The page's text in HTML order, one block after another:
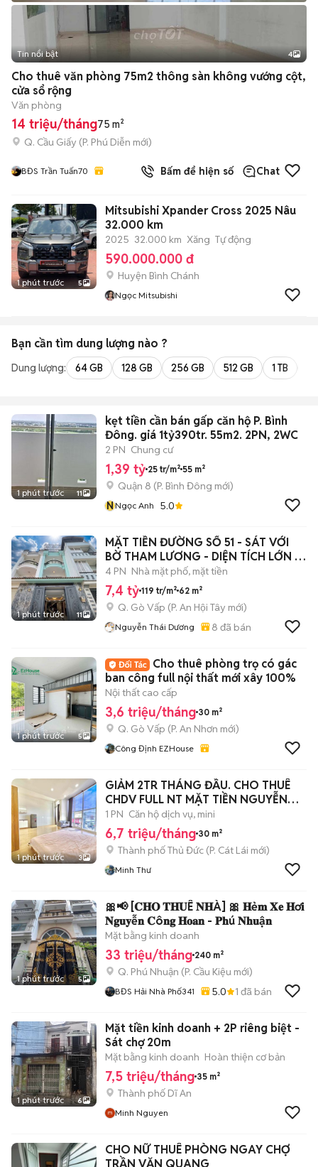
Tin nổi bật 4
Cho thuê văn phòng 75m2 thông sàn không vướng cột,
cửa sổ rộng
Văn phòng
14 triệu/tháng75 m²
Q. Cầu Giấy (P. Phú Diễn mới)
BĐS Trần Tuấn70 Bấm để hiện số Chat
1 phút trước 5
Mitsubishi Xpander Cross 2025 Nâu
32.000 km
2025 32.000 km Xăng Tự động
590.000.000 đ
Huyện Bình Chánh
Ngọc Mitsubishi
Bạn cần tìm dung lượng nào ?
Dung lượng: 64 GB 128 GB 256 GB 512 GB 1 TB
1 phút trước 11
kẹt tiền cần bán gấp căn hộ P. Bình
Đông. giá 1tỷ390tr. 55m2. 2PN, 2WC
2 PN Chung cư
1,39 tỷ 25 tr/m² 55 m²
Quận 8 (P. Bình Đông mới)
NNgọc Anh 5.0
1 phút trước 11
MẶT TIỀN ĐƯỜNG SỐ 51 - SÁT VỚI
BỜ THAM LƯƠNG - DIỆN TÍCH LỚN -
HXH
4 PN Nhà mặt phố, mặt tiền
7,4 tỷ 119 tr/m² 62 m²
Q. Gò Vấp (P. An Hội Tây mới)
Nguyễn Thái Dương 8 đã bán
1 phút trước 5
Cho thuê phòng trọ có gác
ban công full nội thất mới xây 100%
Nội thất cao cấp
3,6 triệu/tháng 30 m²
Q. Gò Vấp (P. An Nhơn mới)
Công Định EZHouse
1 phút trước 3
GIẢM 2TR THÁNG ĐẦU. CHO THUÊ
CHDV FULL NT MẶT TIỀN NGUYỄN
THỊ ĐỊNH
1 PN Căn hộ dịch vụ, mini
6,7 triệu/tháng 30 m²
Thành phố Thủ Đức (P. Cát Lái mới)
Minh Thư
1 phút trước 5
🎀📢 [𝐂𝐇𝐎 𝐓𝐇𝐔Ê 𝐍𝐇À] 🎀 𝐇ẻ𝐦 𝐗𝐞 𝐇ơ𝐢
𝐍𝐠𝐮𝐲ễ𝐧 𝐂ô𝐧𝐠 𝐇𝐨𝐚𝐧 - 𝐏𝐡ú 𝐍𝐡𝐮ậ𝐧
Mặt bằng kinh doanh
33 triệu/tháng 240 m²
Q. Phú Nhuận (P. Cầu Kiệu mới)
BĐS Hải Nhà Phố341 5.0 1 đã bán
1 phút trước 6
Mặt tiền kinh doanh + 2P riêng biệt -
Sát chợ 20m
Mặt bằng kinh doanh Hoàn thiện cơ bản
7,5 triệu/tháng 35 m²
Thành phố Dĩ An
Minh Nguyen
CHO NỮ THUÊ PHÒNG NGAY CHỢ
TRẦN VĂN QUANG